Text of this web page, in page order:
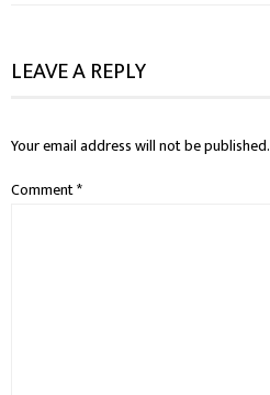
LEAVE A REPLY
Your email address will not be published.
Comment*